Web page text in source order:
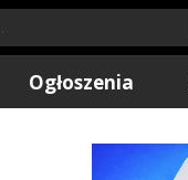
Ogłoszenia